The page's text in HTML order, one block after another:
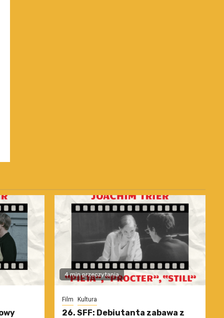
4 min przeczytania
Film Kultura
26. SFF: Debiutanta zabawa z